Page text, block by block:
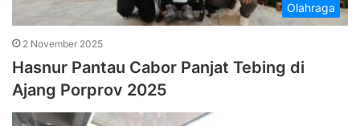
Olahraga
2 November 2025
Hasnur Pantau Cabor Panjat Tebing di
Ajang Porprov 2025